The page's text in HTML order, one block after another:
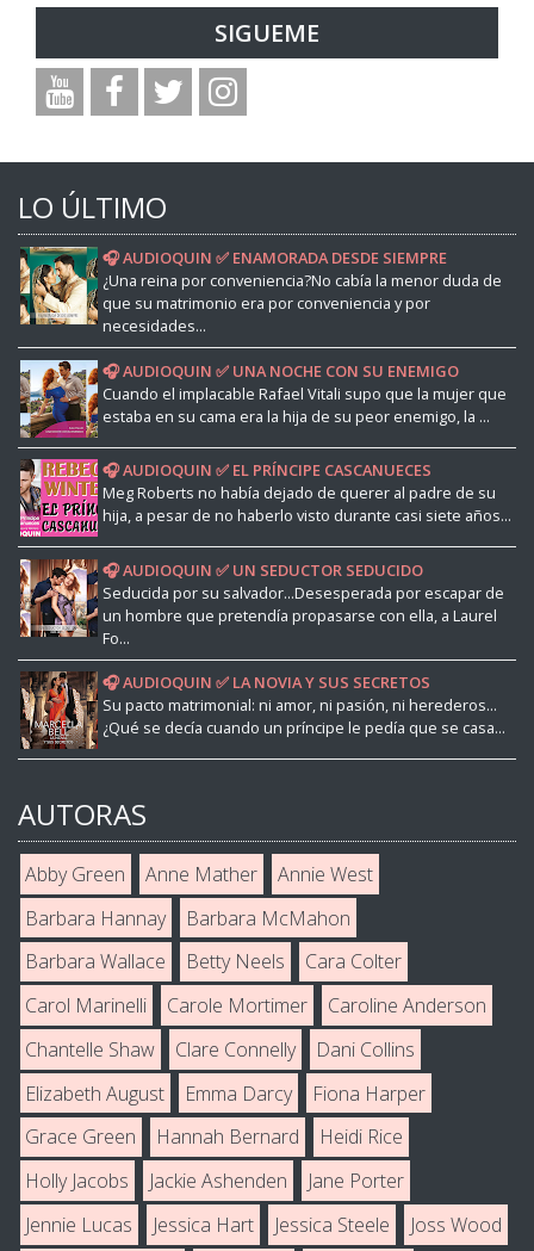
SIGUEME
LO ÚLTIMO
🎧 AUDIOQUIN ✅ ENAMORADA DESDE SIEMPRE
¿Una reina por conveniencia?No cabía la menor duda de
que su matrimonio era por conveniencia y por
necesidades...
🎧 AUDIOQUIN ✅ UNA NOCHE CON SU ENEMIGO
Cuando el implacable Rafael Vitali supo que la mujer que
estaba en su cama era la hija de su peor enemigo, la ...
🎧 AUDIOQUIN ✅ EL PRÍNCIPE CASCANUECES
Meg Roberts no había dejado de querer al padre de su
hija, a pesar de no haberlo visto durante casi siete años...
🎧 AUDIOQUIN ✅ UN SEDUCTOR SEDUCIDO
Seducida por su salvador...Desesperada por escapar de
un hombre que pretendía propasarse con ella, a Laurel
Fo...
🎧 AUDIOQUIN ✅ LA NOVIA Y SUS SECRETOS
Su pacto matrimonial: ni amor, ni pasión, ni herederos...
¿Qué se decía cuando un príncipe le pedía que se casa...
AUTORAS
Abby Green Anne Mather
Annie West
Barbara Hannay
Barbara McMahon
Barbara Wallace
Betty Neels
Cara Colter
Carol Marinelli
Carole Mortimer
Caroline Anderson
Chantelle Shaw
Clare Connelly
Dani Collins
Elizabeth August
Emma Darcy
Fiona Harper
Grace Green
Hannah Bernard
Heidi Rice
Holly Jacobs
Jackie Ashenden
Jane Porter
Jennie Lucas
Jessica Hart Jessica Steele
Joss Wood